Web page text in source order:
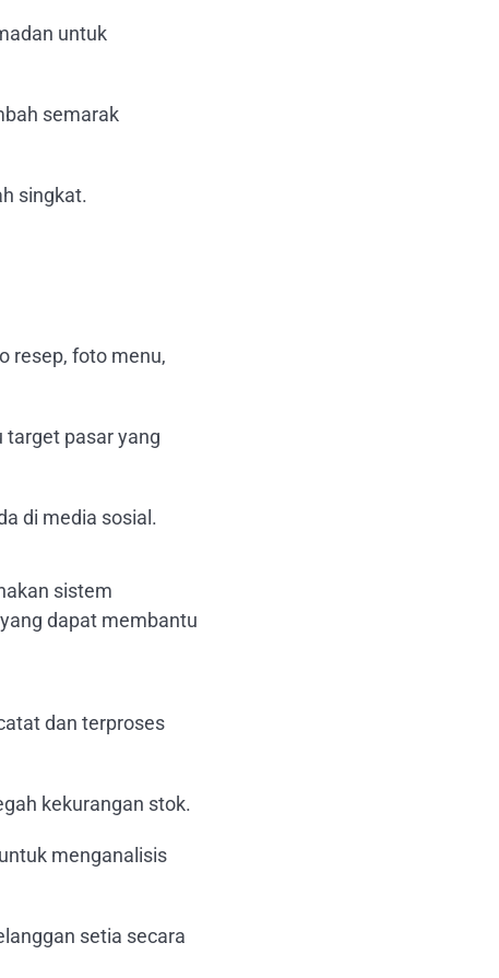
untuk
semarak
singkat.
resep, foto menu,
target pasar yang
di media sosial.
sistem
dapat membantu
dan terproses
kekurangan stok.
menganalisis
setia secara